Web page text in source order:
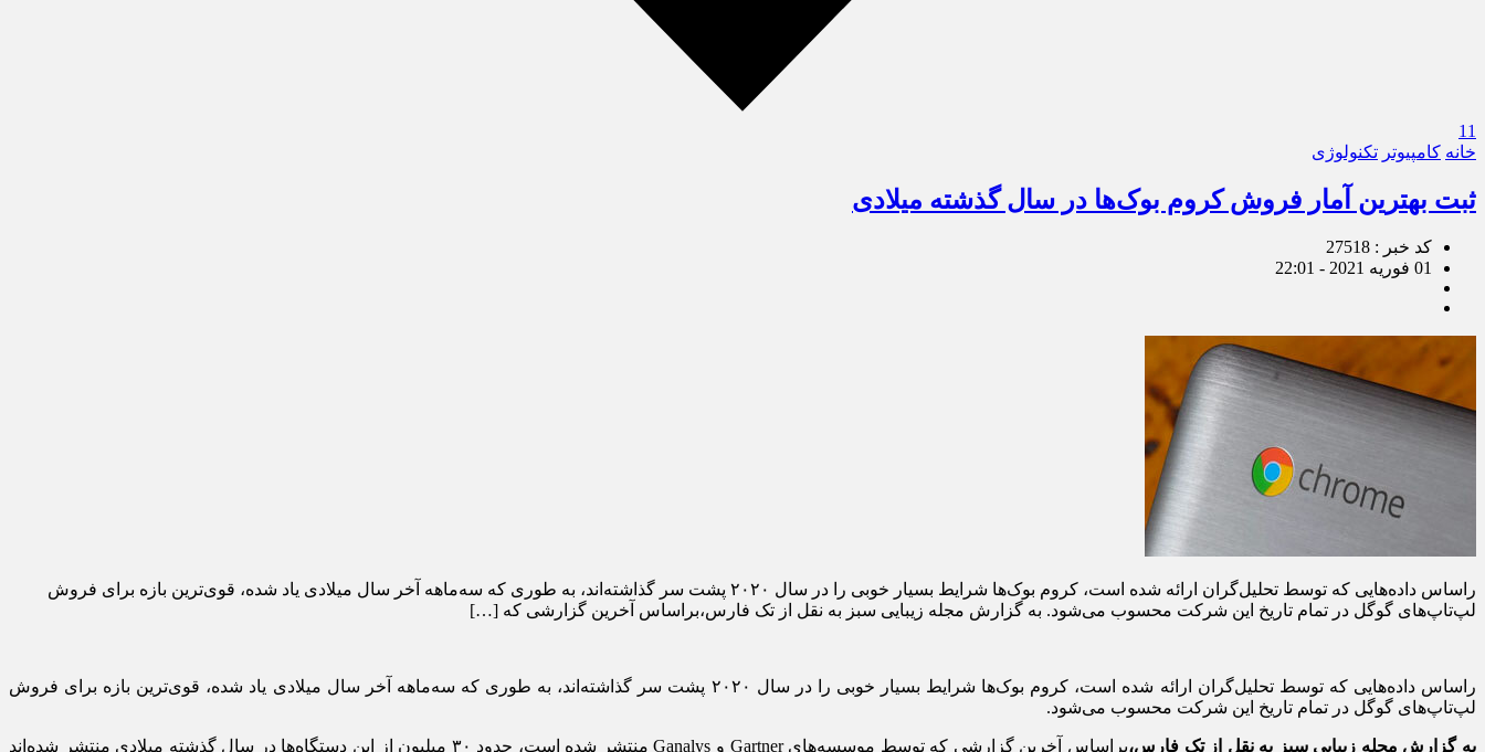
11
خانه کامپیوتر تکنولوژی
ثبت بهترین آمار فروش کروم بوک‌ها در سال گذشته میلادی
کد خبر : 27518
01 فوریه 2021 - 22:01
راساس داده‌هایی که توسط تحلیل‌گران ارائه شده است، کروم بوک‌ها شرایط بسیار خوبی را در سال ۲۰۲۰ پشت سر گذاشته‌اند، به طوری که سه‌‌ماهه آخر سال میلادی یاد شده، قوی‌ترین بازه برای فروش
لپ‌تاپ‌های گوگل در تمام تاریخ این شرکت محسوب می‌شود. به گزارش مجله زیبایی سبز به نقل از تک فارس،براساس آخرین گزارشی که […]
راساس داده‌هایی که توسط تحلیل‌گران ارائه شده است، کروم بوک‌ها شرایط بسیار خوبی را در سال ۲۰۲۰ پشت سر گذاشته‌اند، به طوری که سه‌‌ماهه آخر سال میلادی یاد شده، قوی‌ترین بازه برای فروش
لپ‌تاپ‌های گوگل در تمام تاریخ این شرکت محسوب می‌شود.
به گزارش مجله زیبایی سبز به نقل از تک فارس، براساس آخرین گزارشی که توسط موسسه‌های Gartner و Ganalys منتشر شده است، حدود ۳۰ میلیون از این دستگاه‌ها در سال گذشته میلادی منتشر شده‌اند